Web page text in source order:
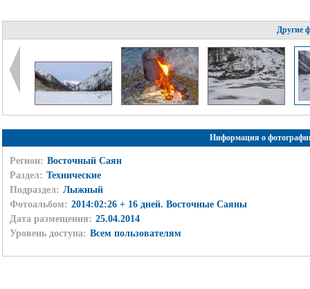
Другие
Информация о
Регион: Восточный Саян
Раздел: Технические
Подраздел: Лыжный
Фотоальбом: 2014:02:26 + 16 дней. Восточные Саяны
Дата размещения: 25.04.2014
Уровень доступа: Всем пользователям